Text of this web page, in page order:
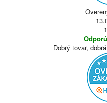
Dobrý tovar,